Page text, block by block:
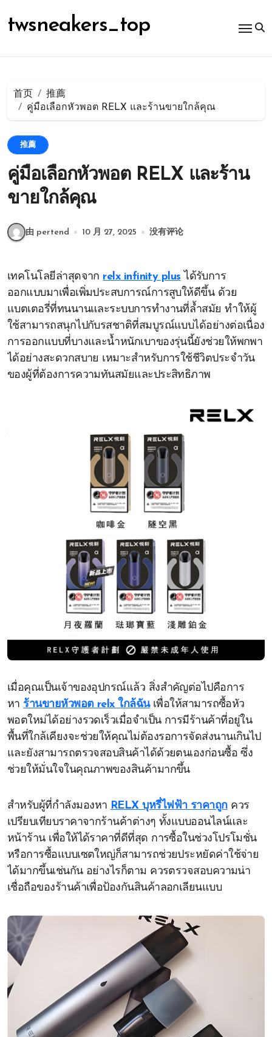
容
twsneakers_top
首页
推薦
คู่มือเลือกหัวพอต RELX และร้านขายใกล้คุณ
推薦
คู่มือเลือกหัวพอต RELX และร้าน
ขายใกล้คุณ
由 pertend 10 月 27, 2025 没有评论
เทคโนโลยีล่าสุดจาก relx infinity plus ได้รับการ
ออกแบบมาเพื่อเพิ่มประสบการณ์การสูบให้ดีขึ้น ด้วย
แบตเตอรี่ที่ทนนานและระบบการทำงานที่ล้ำสมัย ทำให้ผู้
ใช้สามารถสนุกไปกับรสชาติที่สมบูรณ์แบบได้อย่างต่อเนื่อง
การออกแบบที่บางและน้ำหนักเบาของรุ่นนี้ยังช่วยให้พกพา
ได้อย่างสะดวกสบาย เหมาะสำหรับการใช้ชีวิตประจำวัน
ของผู้ที่ต้องการความทันสมัยและประสิทธิภาพ
เมื่อคุณเป็นเจ้าของอุปกรณ์แล้ว สิ่งสำคัญต่อไปคือการ
หา ร้านขายหัวพอต relx ใกล้ฉันเพื่อให้สามารถซื้อหัว
พอตใหม่ได้อย่างรวดเร็วเมื่อจำเป็น การมีร้านค้าที่อยู่ใน
พื้นที่ใกล้เคียงจะช่วยให้คุณไม่ต้องรอการจัดส่งนานเกินไป
และยังสามารถตรวจสอบสินค้าได้ด้วยตนเองก่อนซื้อ ซึ่ง
ช่วยให้มั่นใจในคุณภาพของสินค้ามากขึ้น
สำหรับผู้ที่กำลังมองหา RELX บุหรี่ไฟฟ้า ราคาถูกควร
เปรียบเทียบราคาจากร้านค้าต่างๆ ทั้งแบบออนไลน์และ
หน้าร้าน เพื่อให้ได้ราคาที่ดีที่สุด การซื้อในช่วงโปรโมชั่น
หรือการซื้อแบบเซตใหญ่ก็สามารถช่วยประหยัดค่าใช้จ่าย
ได้มากขึ้นเช่นกัน อย่างไรก็ตาม ควรตรวจสอบความน่า
เชื่อถือของร้านค้าเพื่อป้องกันสินค้าลอกเลียนแบบ